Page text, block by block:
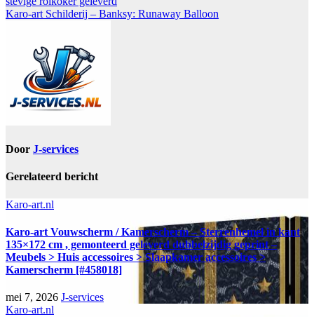
Karo-art Schilderij – Banksy: Runaway Balloon
Door J-services
Gerelateerd bericht
Karo-art.nl
Karo-art Vouwscherm / Kamerscherm – Sterrenhemel in kant
135×172 cm , gemonteerd geleverd dubbelzijdig geprint –
Meubels > Huis accessoires > Slaapkamer accessoires >
Kamerscherm [#458018]
mei 7, 2026 J-services
Karo-art.nl